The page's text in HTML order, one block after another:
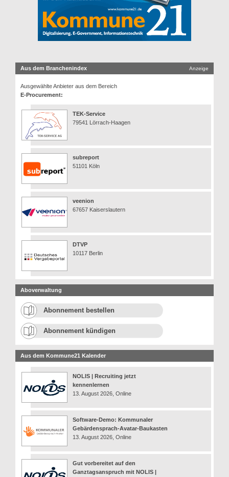
Aus dem Branchenindex Anzeige
Ausgewählte Anbieter aus dem Bereich
E-Procurement:
TEK-Service
79541 Lörrach-Haagen
subreport
51101 Köln
veenion
67657 Kaiserslautern
DTVP
10117 Berlin
Aboverwaltung
Abonnement bestellen
Abonnement kündigen
Aus dem Kommune21 Kalender
NOLIS | Recruiting jetzt
kennenlernen
13. August 2026, Online
Software-Demo: Kommunaler
Gebärdensprach-Avatar-Baukasten
13. August 2026, Online
Gut vorbereitet auf den
Ganztagsanspruch mit NOLIS |